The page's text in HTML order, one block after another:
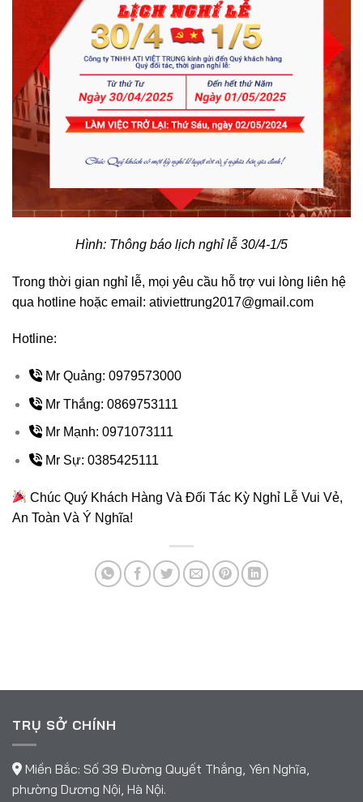
Hình: Thông báo lịch nghỉ lễ 30/4-1/5
Trong thời gian nghỉ lễ, mọi yêu cầu hỗ trợ vui lòng liên hệ
qua hotline hoặc email: ativiettrung2017@gmail.com
Hotline:
Mr Quảng: 0979573000
Mr Thắng: 0869753111
Mr Mạnh: 0971073111
Mr Sự: 0385425111
Chúc Quý Khách Hàng Và Đối Tác Kỳ Nghỉ Lễ Vui Vẻ,
An Toàn Và Ý Nghĩa!
TRỤ SỞ CHÍNH
Miền Bắc: Số 39 Đường Quyết Thắng, Yên Nghĩa,
phường Dương Nội, Hà Nội.